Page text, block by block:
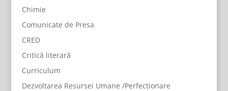
Chimie
Comunicate de Presa
CRED
Critică literară
Curriculum
Dezvoltarea Resursei Umane /Perfecționare